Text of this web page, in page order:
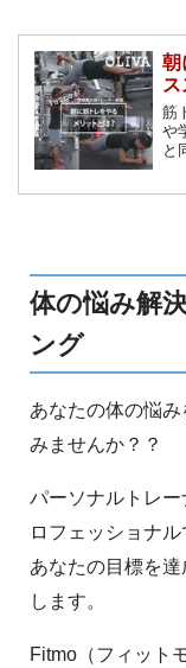
朝
筋
や
と
体の悩み解
ング
あなたの体の悩
みませんか？？
パーソナルトレ
ロフェッショナ
あなたの目標を
します。
Fitmo（フィット